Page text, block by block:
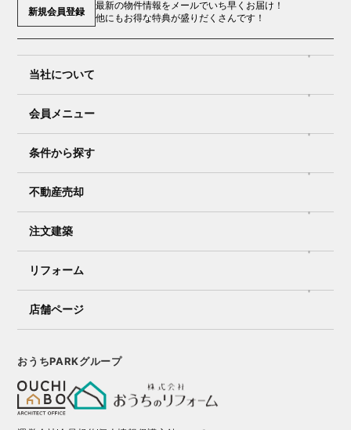
新規会員登録
最新の物件情報をメールでいち早くお届け！
他にもお得な特典が盛りだくさんです！
当社について
会員メニュー
条件から探す
不動産売却
注文建築
リフォーム
店舗ページ
おうちPARKグループ